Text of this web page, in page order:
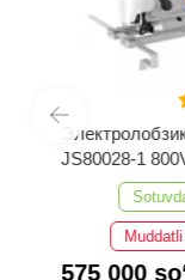
JS80028-1
Muddatli
575 000